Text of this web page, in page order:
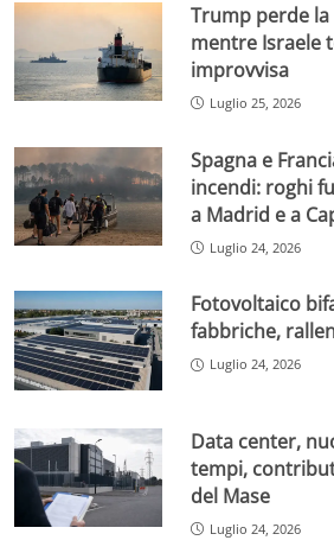
Trump perde la
mentre Israele
improvvisa
Luglio 25, 2026
Spagna e
incendi: roghi
a Madrid e a
Luglio 24, 2026
Fotovoltaico
fabbriche,
Luglio 24, 2026
Data center,
tempi,
del Mase
Luglio 24, 2026